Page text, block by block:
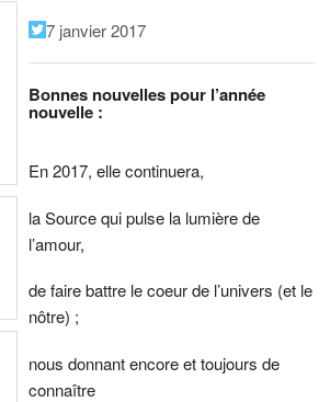
7 janvier 2017
Bonnes nouvelles pour l’année
nouvelle :
En 2017, elle continuera,
la Source qui pulse la lumière de
l’amour,
de faire battre le coeur de l’univers (et le
nôtre) ;
nous donnant encore et toujours de
connaître